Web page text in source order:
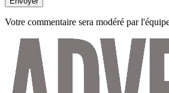
Votre commentaire sera modéré par